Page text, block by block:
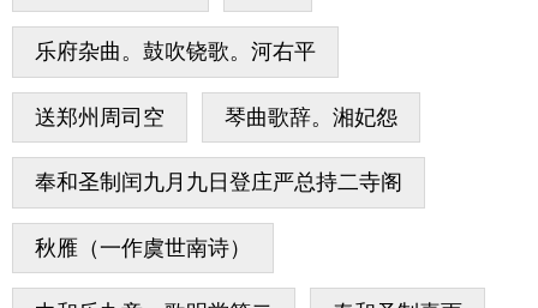
乐府杂曲。鼓吹铙歌。河右平
送郑州周司空 琴曲歌辞。湘妃怨
奉和圣制闰九月九日登庄严总持二寺阁
秋雁（一作虞世南诗）